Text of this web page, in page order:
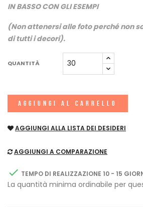
IN BASSO CON GLI ESEMPI
(Non attenersi alle foto perché non
di tutti i decori).
QUANTITÀ
AGGIUNGI AL CARRELLO
AGGIUNGI ALLA LISTA DEI DESIDERI
AGGIUNGI A COMPARAZIONE
 TEMPO DI REALIZZAZIONE 10 - 15
La quantità minima ordinabile per